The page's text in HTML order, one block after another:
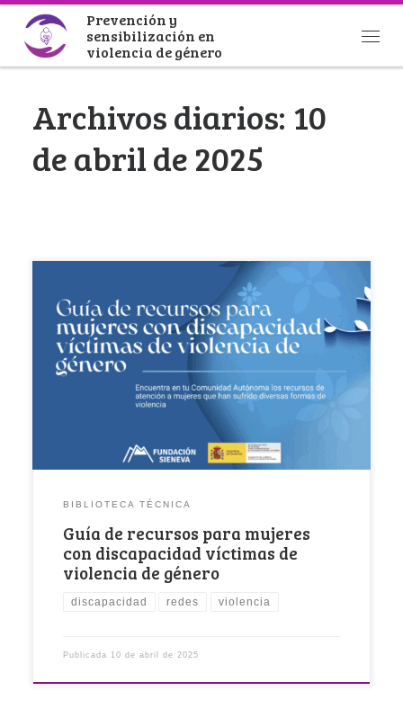
Saltar al contenido
Prevención y
sensibilización en
violencia de género
Archivos diarios: 10
de abril de 2025
La Fundación Sieneva en colaboración con el
Ministerio de Igualdad, ha publicado la Guía de
[…]
BIBLIOTECA TÉCNICA
Guía de recursos para mujeres
con discapacidad víctimas de
violencia de género
discapacidad redes violencia
Publicada 10 de abril de 2025